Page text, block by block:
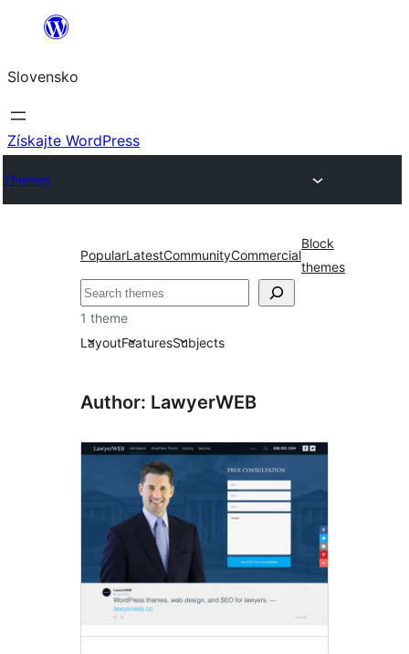
Prejsť
obsah
Slovensko
Získajte WordPress
Themes
PopularLatestCommunityCommercial
Block
themes
Hľadať
1 theme
LayoutFeaturesSubjects
Author: LawyerWEB